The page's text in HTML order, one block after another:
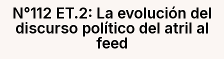
N°112 ET.2: La evolución del
discurso político del atril al
feed